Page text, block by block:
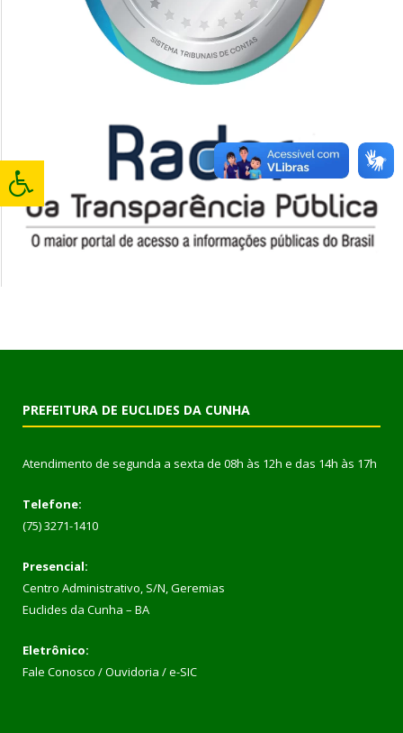
PREFEITURA DE EUCLIDES DA CUNHA
Atendimento de segunda a sexta de 08h às 12h e das 14h às 17h
Telefone:
(75) 3271-1410
Presencial:
Centro Administrativo, S/N, Geremias
Euclides da Cunha – BA
Eletrônico:
Fale Conosco / Ouvidoria / e-SIC